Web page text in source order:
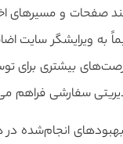
صفحات و مسیرهای
به ویرایشگر سایت
بیشتری برای
سفارشی فراهم
بهبودهای انجام‌شده